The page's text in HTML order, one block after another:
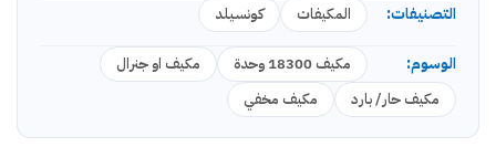
التصنيفات: المكيفات كونسيلد
الوسوم: مكيف 18300 وحدة
مكيف او جنرال
مكيف حار/ بارد
مكيف مخفي